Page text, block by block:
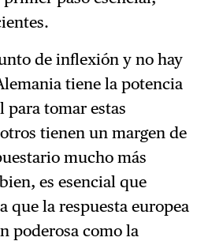
de inflexión y no hay
tiene la potencia
para tomar estas
tienen un margen de
mucho más
es esencial que
que la respuesta europea
poderosa como la